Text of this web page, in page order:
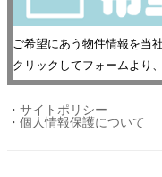
ご希望にあう物件情報を当
クリックしてフォームより
・ サイトポリシー
・ 個人情報保護について